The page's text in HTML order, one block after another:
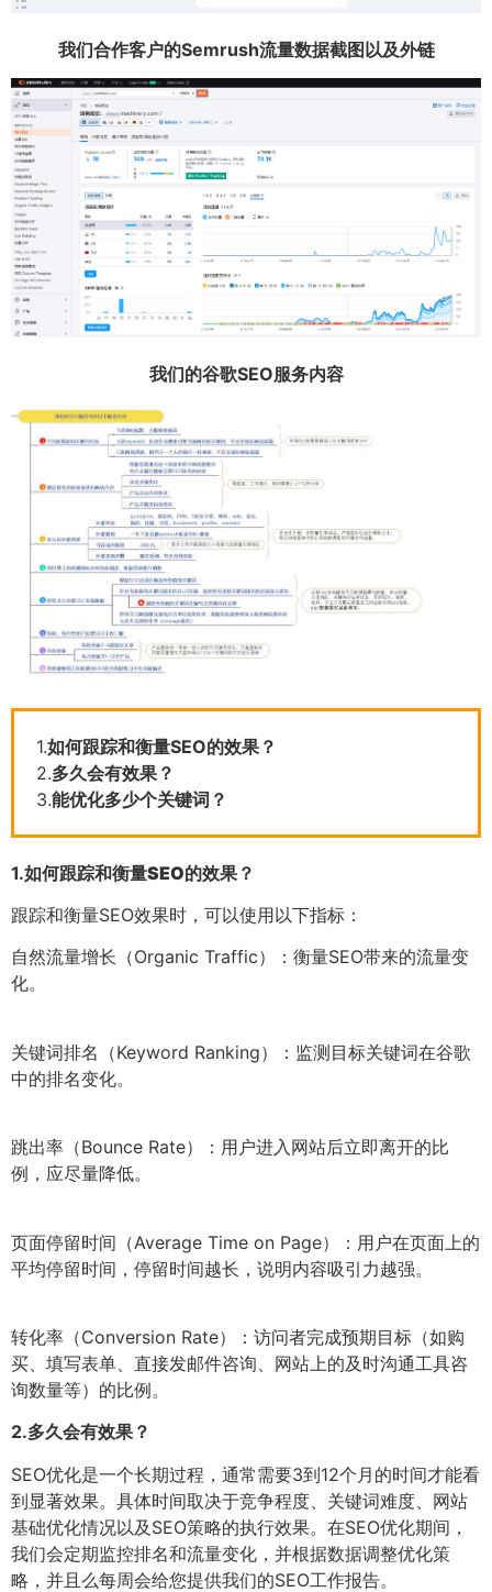
我们合作客户的Semrush流量数据截图以及外链
我们的谷歌SEO服务内容
1.如何跟踪和衡量SEO的效果？
2.多久会有效果？
3.能优化多少个关键词？
1.如何跟踪和衡量SEO的效果？
跟踪和衡量SEO效果时，可以使用以下指标：
自然流量增长（Organic Traffic）：衡量SEO带来的流量变
化。
关键词排名（Keyword Ranking）：监测目标关键词在谷歌
中的排名变化。
跳出率（Bounce Rate）：用户进入网站后立即离开的比
例，应尽量降低。
页面停留时间（Average Time on Page）：用户在页面上的
平均停留时间，停留时间越长，说明内容吸引力越强。
转化率（Conversion Rate）：访问者完成预期目标（如购
买、填写表单、直接发邮件咨询、网站上的及时沟通工具咨
询数量等）的比例。
2.多久会有效果？
SEO优化是一个长期过程，通常需要3到12个月的时间才能看
到显著效果。具体时间取决于竞争程度、关键词难度、网站
基础优化情况以及SEO策略的执行效果。在SEO优化期间，
我们会定期监控排名和流量变化，并根据数据调整优化策
略，并且么每周会给您提供我们的SEO工作报告。